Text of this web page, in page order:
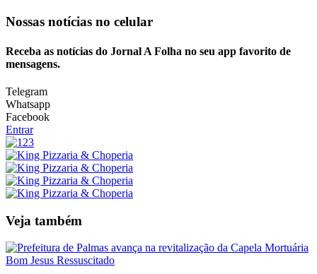
Nossas notícias no celular
Receba as notícias do Jornal A Folha no seu app favorito de
mensagens.
Telegram
Whatsapp
Facebook
Entrar
Veja também